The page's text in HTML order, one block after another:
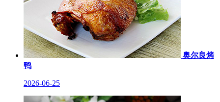
奥尔良烤
鸭
2026-06-25